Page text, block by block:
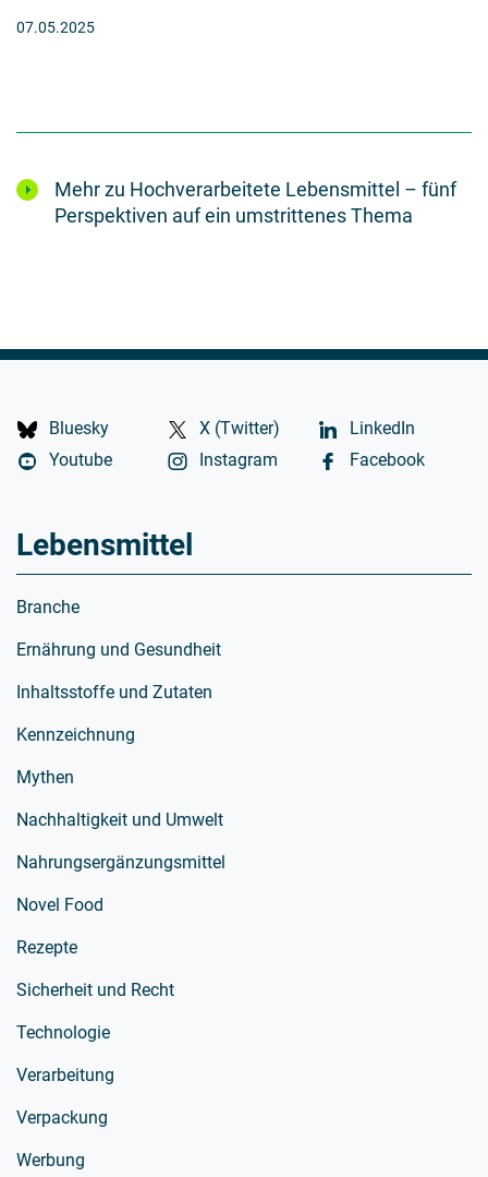
07.05.2025
Mehr zu Hochverarbeitete Lebensmittel – fünf
Perspektiven auf ein umstrittenes Thema
Bluesky X (Twitter)
LinkedIn
Youtube
Instagram Facebook
Lebensmittel
Branche
Ernährung und Gesundheit
Inhaltsstoffe und Zutaten
Kennzeichnung
Mythen
Nachhaltigkeit und Umwelt
Nahrungsergänzungsmittel
Novel Food
Rezepte
Sicherheit und Recht
Technologie
Verarbeitung
Verpackung
Werbung